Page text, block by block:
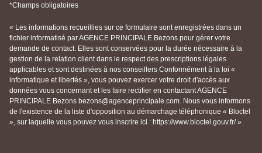
*Champs obligatoires
« Les informations recueillies sur ce formulaire sont enregistrées dans un
fichier informatisé par AGENCE PRINCIPALE Bezons pour gérer votre
demande de contact. Elles sont conservées pour la durée nécessaire à la
gestion de la relation client dans le respect des prescriptions légales
applicables et sont destinées à nos conseillers Conformément à la loi «
informatique et libertés », vous pouvez exercer votre droit d'accès aux
données vous concernant et les faire rectifier en contactant AGENCE
PRINCIPALE Bezons bezons@agenceprincipale.com. Nous vous informons
de l'existence de la liste d'opposition au démarchage téléphonique « Bloctel
», sur laquelle vous pouvez vous inscrire ici : https://www.bloctel.gouv.fr/ »